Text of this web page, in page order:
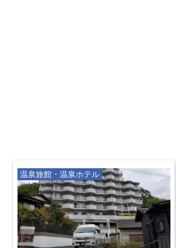
温泉旅館・温泉ホテル